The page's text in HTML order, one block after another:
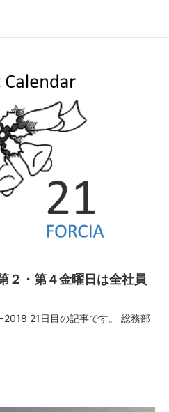
・第４金曜日は全社員
2018 21日目の記事です。 総務部